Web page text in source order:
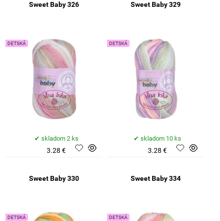
Sweet Baby 326
DETSKÁ
skladom 2 ks
3.28 €
Sweet Baby 329
DETSKÁ
skladom 10 ks
3.28 €
Sweet Baby 330
DETSKÁ
Sweet Baby 334
DETSKÁ